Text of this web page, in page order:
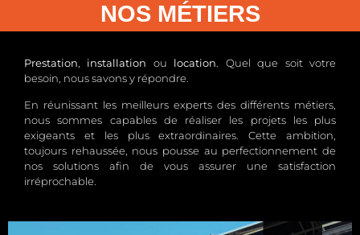
NOS MÉTIERS
Prestation installation ou location . Quel que soit votre
besoin, nous savons y répondre.
En réunissant les meilleurs experts des différents métiers,
nous sommes capables de réaliser les projets les plus
exigeants et les plus extraordinaires. Cette ambition,
toujours rehaussée, nous pousse au perfectionnement de
nos solutions afin de vous assurer une satisfaction
irréprochable.